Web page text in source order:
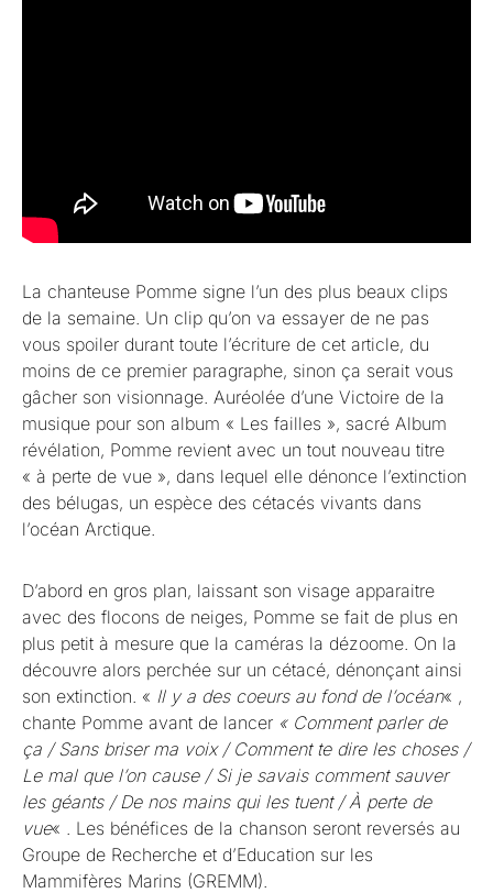
La chanteuse Pomme signe l’un des plus beaux clips
de la semaine. Un clip qu’on va essayer de ne pas
vous spoiler durant toute l’écriture de cet article, du
moins de ce premier paragraphe, sinon ça serait vous
gâcher son visionnage. Auréolée d’une Victoire de la
musique pour son album « Les failles », sacré Album
révélation, Pomme revient avec un tout nouveau titre
« à perte de vue », dans lequel elle dénonce l’extinction
des bélugas, un espèce des cétacés vivants dans
l’océan Arctique.
D’abord en gros plan, laissant son visage apparaitre
avec des flocons de neiges, Pomme se fait de plus en
plus petit à mesure que la caméras la dézoome. On la
découvre alors perchée sur un cétacé, dénonçant ainsi
son extinction. « Il y a des coeurs au fond de l’océan« ,
chante Pomme avant de lancer « Comment parler de
ça / Sans briser ma voix / Comment te dire les choses /
Le mal que l’on cause / Si je savais comment sauver
les géants / De nos mains qui les tuent / À perte de
vue« . Les bénéfices de la chanson seront reversés au
Groupe de Recherche et d’Education sur les
Mammifères Marins (GREMM).